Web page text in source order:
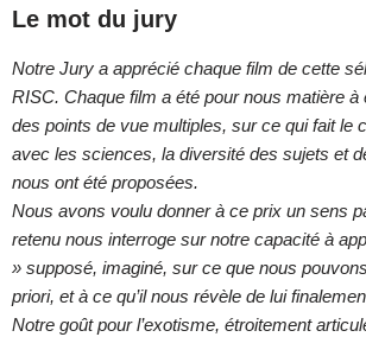
Le mot du jury
Notre Jury a apprécié chaque film de cette
RISC. Chaque film a été pour nous matière à
des points de vue multiples, sur ce qui fait le
avec les sciences, la diversité des sujets et
nous ont été proposées.
Nous avons voulu donner à ce prix un sens
retenu nous interroge sur notre capacité à
» supposé, imaginé, sur ce que nous
priori, et à ce qu’il nous révèle de lui
Notre goût pour l’exotisme, étroitement